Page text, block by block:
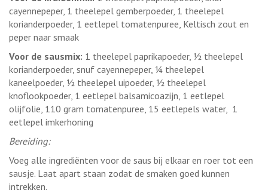
cayennepeper, 1 theelepel gemberpoeder, 1 theelepel
korianderpoeder, 1 eetlepel tomatenpuree, Keltisch zout en
peper naar smaak
Voor de sausmix: 1 theelepel paprikapoeder, ½ theelepel
korianderpoeder, snuf cayennepeper, ¼ theelepel
kaneelpoeder, ½ theelepel uipoeder, ½ theelepel
knoflookpoeder, 1 eetlepel balsamicoazijn, 1 eetlepel
olijfolie, 110 gram tomatenpuree, 15 eetlepels water, 1
eetlepel imkerhoning
Bereiding:
Voeg alle ingrediënten voor de saus bij elkaar en roer tot een
sausje. Laat apart staan zodat de smaken goed kunnen
intrekken.